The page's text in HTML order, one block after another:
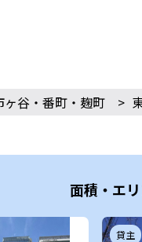
ヶ谷・番町・麹町 >
面積・エ
貸主